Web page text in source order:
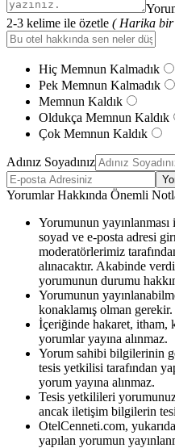
2-3 kelime ile özetle ( Harika
Hiç Memnun Kalmadık
Pek Memnun Kalmadık
Memnun Kaldık
Oldukça Memnun Kaldık
Çok Memnun Kaldık
Adınız Soyadınız
Yorumlar Hakkında Önemli
Yorumunun
soyad ve e-posta adresi
moderatörlerimiz
alınacaktır. Akabinde
yorumunun durumu
Yorumunun
konaklamış olman gerekir.
İçeriğinde hakaret, itham,
yorumlar yayına alınmaz.
Yorum sahibi bilgilerinin
tesis yetkilisi tarafından
yorum yayına alınmaz.
Tesis yetkilileri
ancak iletişim bilgilerin
OtelCenneti.com,
yapılan yorumun